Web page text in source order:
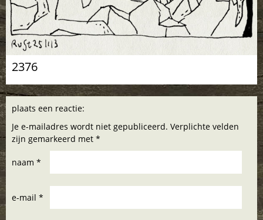
2376
plaats een reactie:
Je e-mailadres wordt niet gepubliceerd. Verplichte velden
zijn gemarkeerd met *
naam *
e-mail *